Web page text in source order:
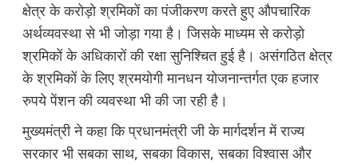
क्षेत्र के करोड़ो श्रमिकों का पंजीकरण करते हुए औपचारिक
अर्थव्यवस्था से भी जोड़ा गया है। जिसके माध्यम से करोड़ो
श्रमिकों के अधिकारों की रक्षा सुनिश्चित हुई है। असंगठित क्षेत्र
के श्रमिकों के लिए श्रमयोगी मानधन योजनान्तर्गत एक हजार
रुपये पेंशन की व्यवस्था भी की जा रही है।
मुख्यमंत्री ने कहा कि प्रधानमंत्री जी के मार्गदर्शन में राज्य
सरकार भी सबका साथ, सबका विकास, सबका विश्वास और